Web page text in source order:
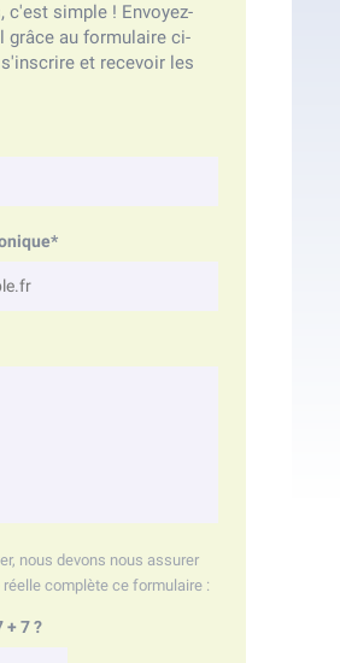
c'est simple ! Envoyez-
grâce au formulaire ci-
et recevoir les
nous devons nous assurer
réelle complète ce formulaire :
+ 7 ?